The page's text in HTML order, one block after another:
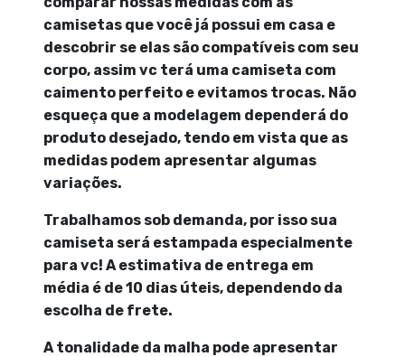
camisetas que você já possui em casa e
descobrir se elas são compatíveis com seu
corpo, assim vc terá uma camiseta com
caimento perfeito e evitamos trocas. Não
esqueça que a modelagem dependerá do
produto desejado, tendo em vista que as
medidas podem apresentar algumas
variações.
Trabalhamos sob demanda, por isso sua
camiseta será estampada especialmente
para vc! A estimativa de entrega em
média é de 10 dias úteis, dependendo da
escolha de frete.
A tonalidade da malha pode apresentar